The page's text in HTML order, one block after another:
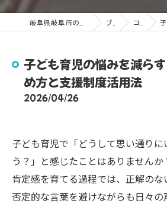
ブログ コラム 子
子ども育児の悩みを減ら
め方と支援制度活用法
2026/04/26
子ども育児で「どうして思い通りに
う？」と感じたことはありません
肯定感を育てる過程では、正解のな
否定的な言葉を避けながらも日々